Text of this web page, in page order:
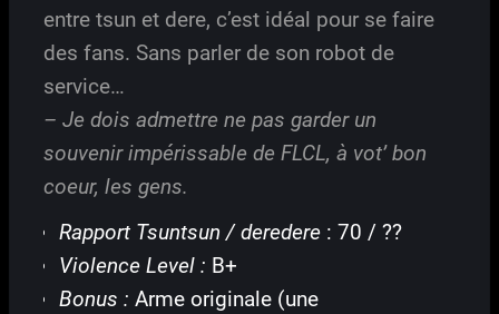
entre tsun et dere, c’est idéal pour se faire
des fans. Sans parler de son robot de
service…
– Je dois admettre ne pas garder un
souvenir impérissable de FLCL, à vot’ bon
coeur, les gens.
Rapport Tsuntsun / deredere: 70 / ??
Violence Level : B+
Bonus : Arme originale (une